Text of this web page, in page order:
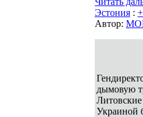
Эстония :
Автор:
дымовую
Украиной